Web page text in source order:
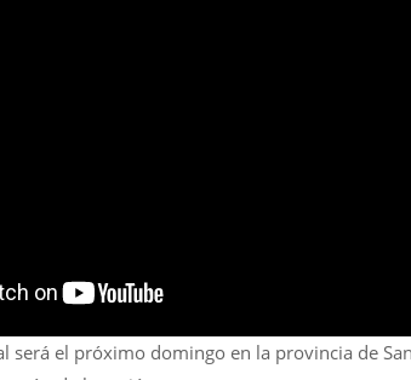
será el próximo domingo en la provincia de